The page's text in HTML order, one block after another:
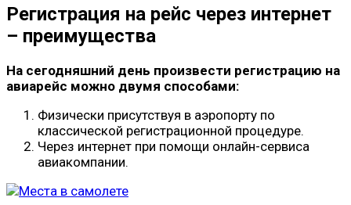
Регистрация на рейс через интернет
– преимущества
На сегодняшний день произвести регистрацию на
авиарейс можно двумя способами:
Физически присутствуя в аэропорту по
классической регистрационной процедуре.
Через интернет при помощи онлайн-сервиса
авиакомпании.